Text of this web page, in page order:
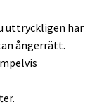
uttryckligen har
ångerrätt.